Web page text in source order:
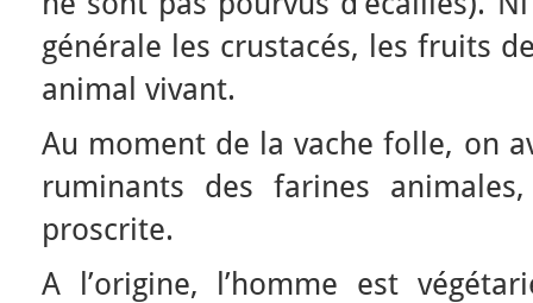
générale les crustacés, les fruits
animal vivant.
Au moment de la vache folle, on
ruminants des farines
proscrite.
A l’origine, l’homme est